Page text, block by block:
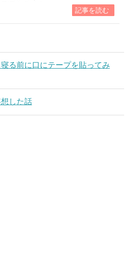
記事を読む
る前に口にテープを貼ってみ
した話